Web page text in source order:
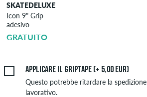
SKATEDELUXE
Icon 9" Grip
adesivo
GRATUITO
Applicare il griptape (+ 5,00 EUR)
Questo potrebbe ritardare la
lavorativo.